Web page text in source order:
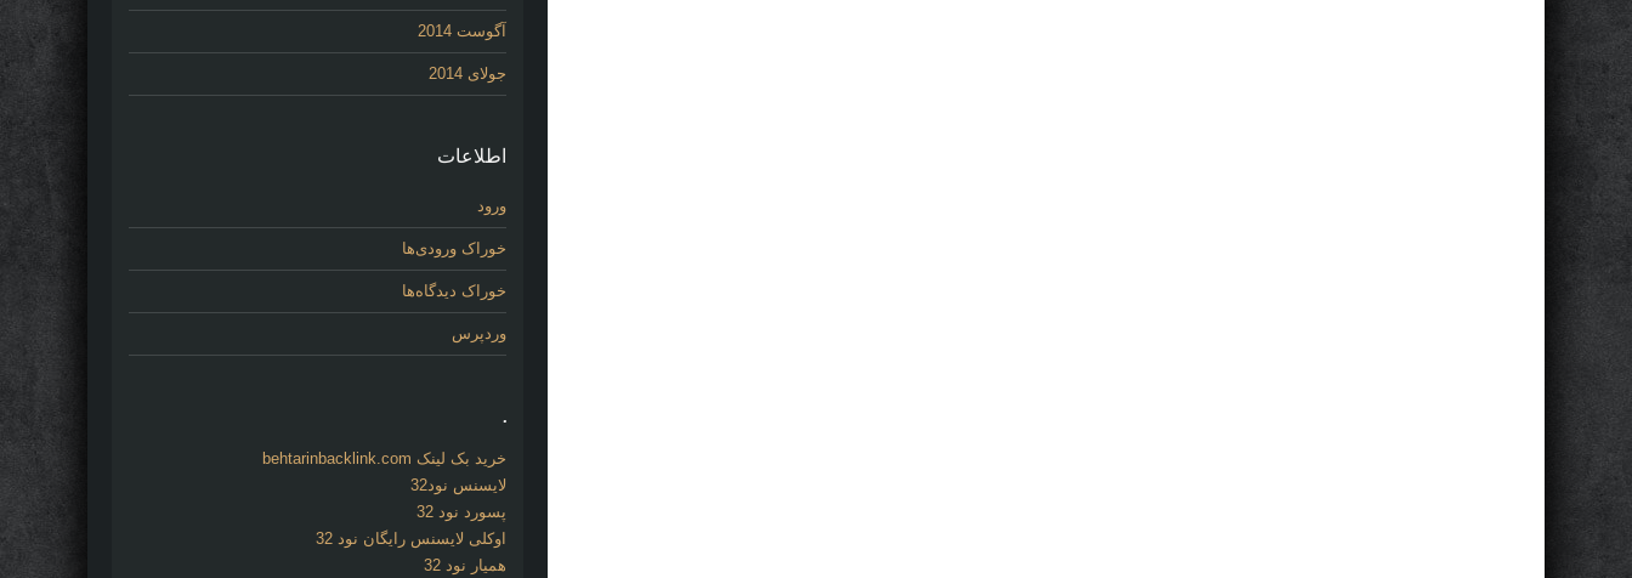
آگوست 2014
جولای 2014
اطلاعات
ورود
خوراک ورودی‌ها
خوراک دیدگاه‌ها
وردپرس
.
خرید بک لینک behtarinbacklink.com
لایسنس نود32
پسورد نود 32
اوکلی لایسنس رایگان نود 32
همیار نود 32